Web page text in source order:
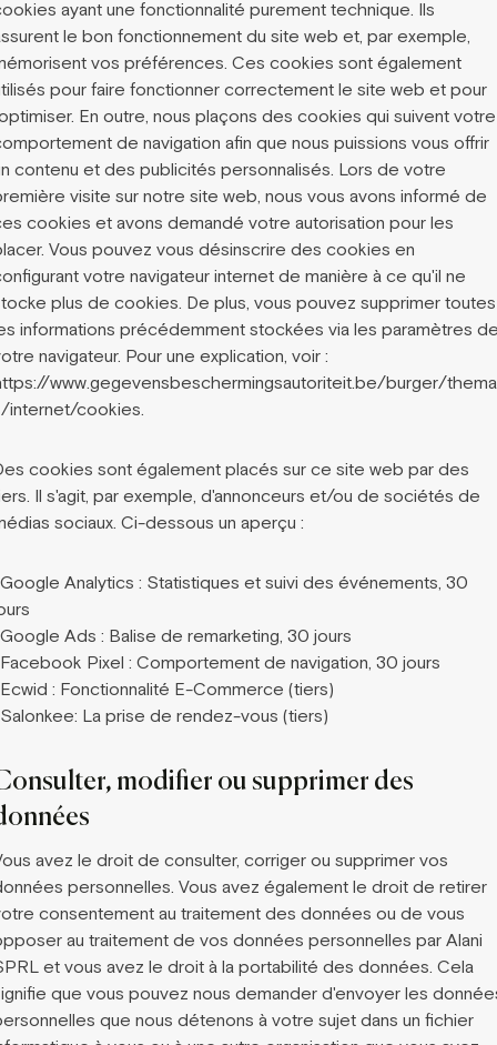
ayant une fonctionnalité purement technique. Ils
le bon fonctionnement du site web et, par exemple,
vos préférences. Ces cookies sont également
pour faire fonctionner correctement le site web et pour
En outre, nous plaçons des cookies qui suivent votre
de navigation afin que nous puissions vous offrir
contenu et des publicités personnalisés. Lors de votre
visite sur notre site web, nous vous avons informé de
cookies et avons demandé votre autorisation pour les
Vous pouvez vous désinscrire des cookies en
votre navigateur internet de manière à ce qu'il ne
plus de cookies. De plus, vous pouvez supprimer toutes
informations précédemment stockées via les paramètres
navigateur. Pour une explication, voir :
www.gegevensbeschermingsautoriteit.be/burger/
internet/cookies.
cookies sont également placés sur ce site web par des
Il s'agit, par exemple, d'annonceurs et/ou de sociétés de
sociaux. Ci-dessous un aperçu :
Analytics : Statistiques et suivi des événements, 30
Ads : Balise de remarketing, 30 jours
Pixel : Comportement de navigation, 30 jours
: Fonctionnalité E-Commerce (tiers)
La prise de rendez-vous (tiers)
modifier ou supprimer des
avez le droit de consulter, corriger ou supprimer vos
personnelles. Vous avez également le droit de retirer
consentement au traitement des données ou de vous
au traitement de vos données personnelles par Alani
et vous avez le droit à la portabilité des données. Cela
que vous pouvez nous demander d'envoyer les
que nous détenons à votre sujet dans un fichier